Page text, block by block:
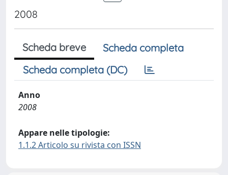
2008
Scheda breve
Scheda completa
Scheda completa (DC)
Anno
2008
Appare nelle tipologie:
1.1.2 Articolo su rivista con ISSN